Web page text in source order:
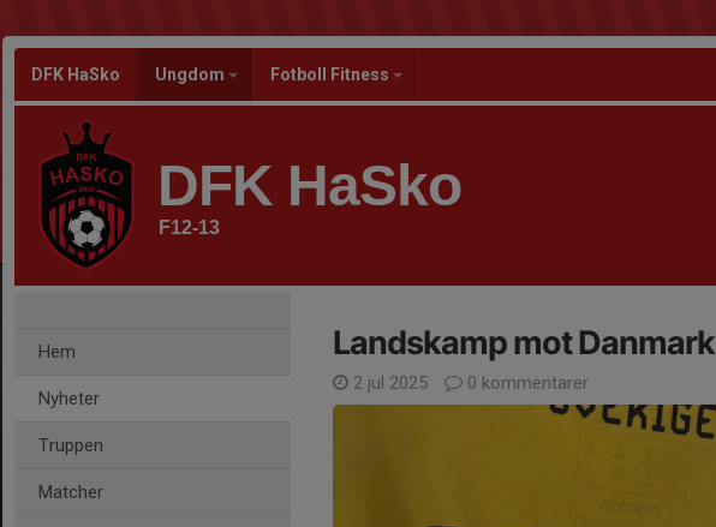
DFK HaSko Ungdom Fotboll Fitness
DFK HaSko
F12-13
Hem
Nyheter
Truppen
Matcher
Landskamp mot Danmark
2 jul 2025 0 kommentarer